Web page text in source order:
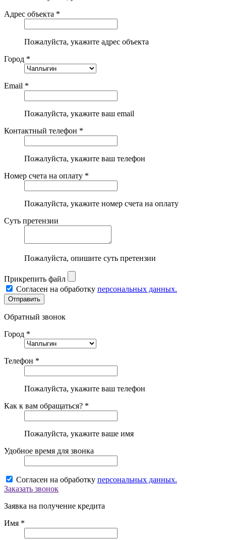
Адрес объекта *
Пожалуйста, укажите адрес объекта
Город *
Email *
Пожалуйста, укажите ваш email
Контактный телефон *
Пожалуйста, укажите ваш телефон
Номер счета на оплату *
Пожалуйста, укажите номер счета на оплату
Суть претензии
Пожалуйста, опишите суть претензии
Прикрепить файл
Согласен на обработку персональных данных.
Обратный звонок
Город *
Телефон *
Пожалуйста, укажите ваш телефон
Как к вам обращаться? *
Пожалуйста, укажите ваше имя
Удобное время для звонка
Согласен на обработку персональных данных.
Заказать звонок
Заявка на получение кредита
Имя *